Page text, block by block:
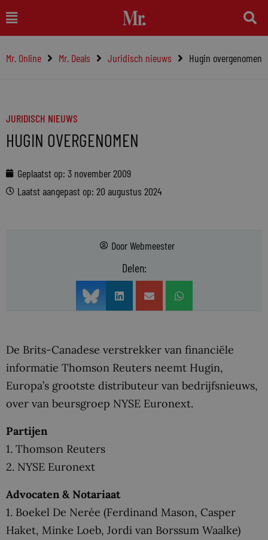
naar
inhoud
Main
Menu
Mr. Online Mr. Deals Juridisch nieuws Hugin overgenomen
JURIDISCH NIEUWS
HUGIN OVERGENOMEN
Geplaatst op: 3 november 2009
Laatst aangepast op: 20 augustus 2024
DoorWebmeester
Delen:
De Brits-Canadese verstrekker van financiële
informatie Thomson Reuters neemt Hugin,
Europa’s grootste distributeur van bedrijfsnieuws,
over van beursgroep NYSE Euronext.
Partijen
1. Thomson Reuters
2. NYSE Euronext
Advocaten & Notariaat
1. Boekel De Nerée (Ferdinand Mason, Casper
Haket, Minke Loeb, Jordi van Borssum Waalke)